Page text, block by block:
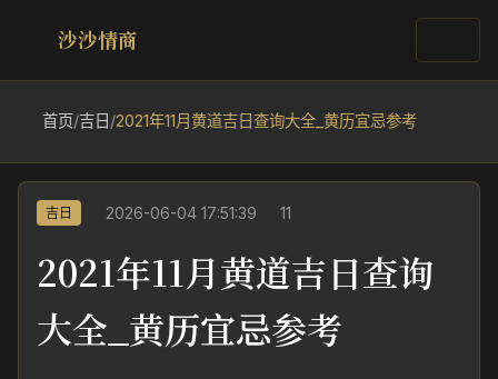
沙沙情商
首页/吉日 /2021年11月黄道吉日查询大全_黄历宜忌参考
吉日 2026-06-04 17:51:39 11
2021年11月黄道吉日查询
大全_黄历宜忌参考